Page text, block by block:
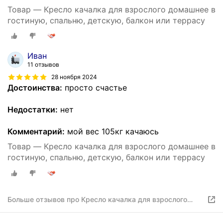
Товар — Кресло качалка для взрослого домашнее в
гостиную, спальню, детскую, балкон или террасу
Иван
11 отзывов
28 ноября 2024
Достоинства: просто счастье
Недостатки: нет
Комментарий: мой вес 105кг качаюсь
Товар — Кресло качалка для взрослого домашнее в
гостиную, спальню, детскую, балкон или террасу
Больше отзывов про Кресло качалка для взрослого